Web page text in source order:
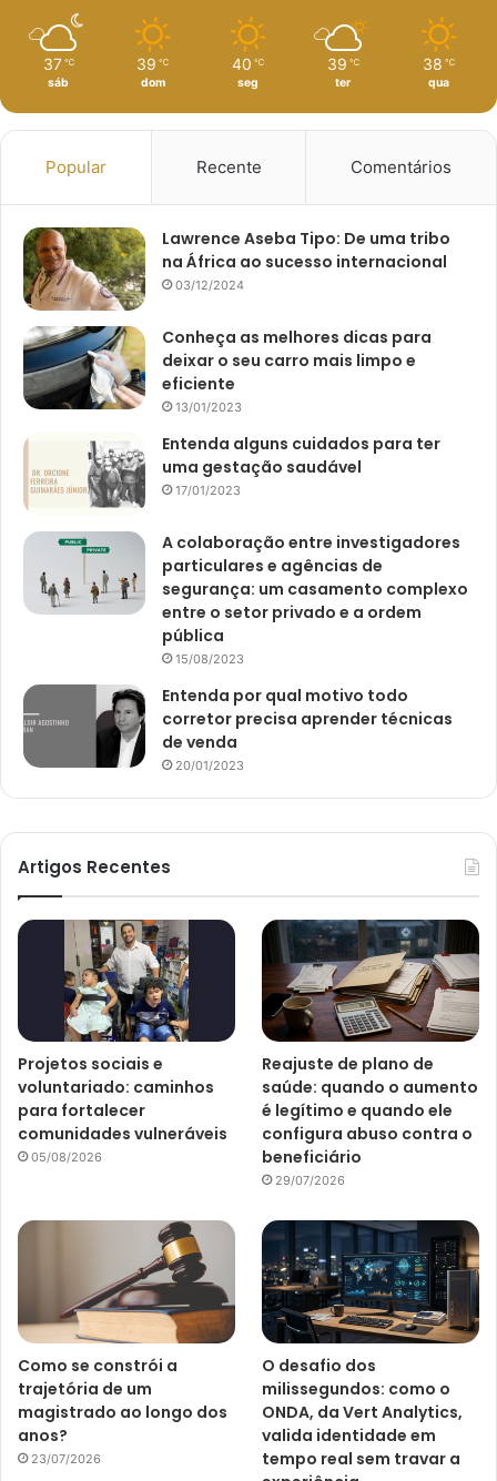
37 ℃
sáb
39 ℃
dom
40 ℃
seg
39 ℃
ter
38 ℃
qua
Popular Recente Comentários
Lawrence Aseba Tipo: De uma tribo
na África ao sucesso internacional
03/12/2024
Conheça as melhores dicas para
deixar o seu carro mais limpo e
eficiente
13/01/2023
Entenda alguns cuidados para ter
uma gestação saudável
17/01/2023
A colaboração entre investigadores
particulares e agências de
segurança: um casamento complexo
entre o setor privado e a ordem
pública
15/08/2023
Entenda por qual motivo todo
corretor precisa aprender técnicas
de venda
20/01/2023
Artigos Recentes
Projetos sociais e
voluntariado: caminhos
para fortalecer
comunidades vulneráveis
05/08/2026
Reajuste de plano de
saúde: quando o aumento
é legítimo e quando ele
configura abuso contra o
beneficiário
29/07/2026
Como se constrói a
trajetória de um
magistrado ao longo dos
anos?
23/07/2026
O desafio dos
milissegundos: como o
ONDA, da Vert Analytics,
valida identidade em
tempo real sem travar a